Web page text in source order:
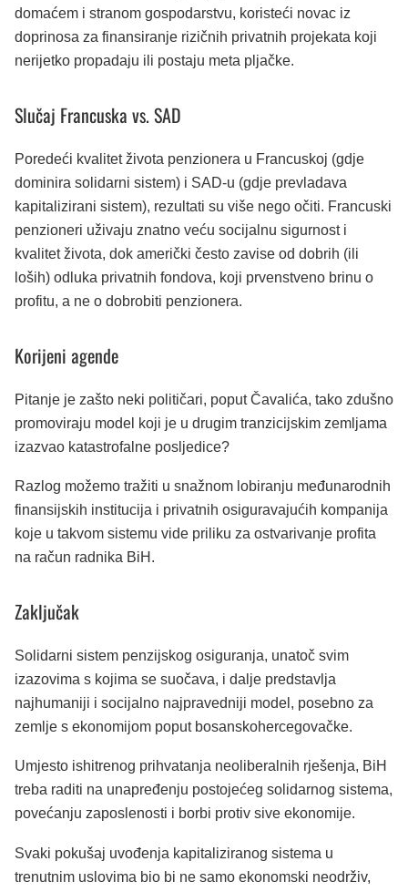
domaćem i stranom gospodarstvu, koristeći novac iz
doprinosa za finansiranje rizičnih privatnih projekata koji
nerijetko propadaju ili postaju meta pljačke.
Slučaj Francuska vs. SAD
Poredeći kvalitet života penzionera u Francuskoj (gdje
dominira solidarni sistem) i SAD-u (gdje prevladava
kapitalizirani sistem), rezultati su više nego očiti. Francuski
penzioneri uživaju znatno veću socijalnu sigurnost i
kvalitet života, dok američki često zavise od dobrih (ili
loših) odluka privatnih fondova, koji prvenstveno brinu o
profitu, a ne o dobrobiti penzionera.
Korijeni agende
Pitanje je zašto neki političari, poput Čavalića, tako zdušno
promoviraju model koji je u drugim tranzicijskim zemljama
izazvao katastrofalne posljedice?
Razlog možemo tražiti u snažnom lobiranju međunarodnih
finansijskih institucija i privatnih osiguravajućih kompanija
koje u takvom sistemu vide priliku za ostvarivanje profita
na račun radnika BiH.
Zaključak
Solidarni sistem penzijskog osiguranja, unatoč svim
izazovima s kojima se suočava, i dalje predstavlja
najhumaniji i socijalno najpravedniji model, posebno za
zemlje s ekonomijom poput bosanskohercegovačke.
Umjesto ishitrenog prihvatanja neoliberalnih rješenja, BiH
treba raditi na unapređenju postojećeg solidarnog sistema,
povećanju zaposlenosti i borbi protiv sive ekonomije.
Svaki pokušaj uvođenja kapitaliziranog sistema u
trenutnim uslovima bio bi ne samo ekonomski neodrživ,